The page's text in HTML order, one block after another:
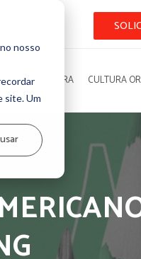
nosso
site. Um
EMPREGADORA CULTURA